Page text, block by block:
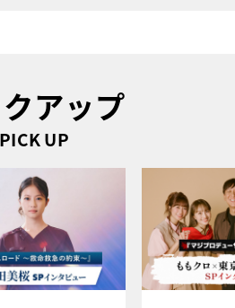
アップ
PICK UP